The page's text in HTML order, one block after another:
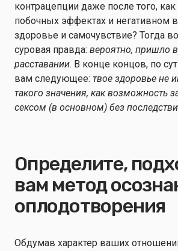
контрацепции даже после того, как
побочных эффектах и негативном
здоровье и самочувствие? Тогда
суровая правда: вероятно, пришло
расставании. В конце концов, по
вам следующее: твое здоровье не
такого значения, как возможность
сексом (в основном) без
Определите,
вам метод
оплодотворения
Обдумав характер ваших